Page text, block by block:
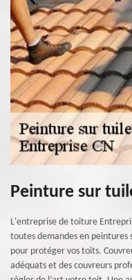
Peinture sur
L'entreprise de toiture
toutes demandes en
pour protéger vos toits.
adéquats et des couvreurs